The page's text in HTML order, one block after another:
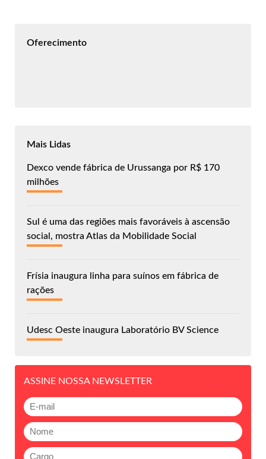
Oferecimento
Mais Lidas
Dexco vende fábrica de Urussanga por R$ 170
milhões
Sul é uma das regiões mais favoráveis à ascensão
social, mostra Atlas da Mobilidade Social
Frísia inaugura linha para suínos em fábrica de
rações
Udesc Oeste inaugura Laboratório BV Science
ASSINE NOSSA NEWSLETTER